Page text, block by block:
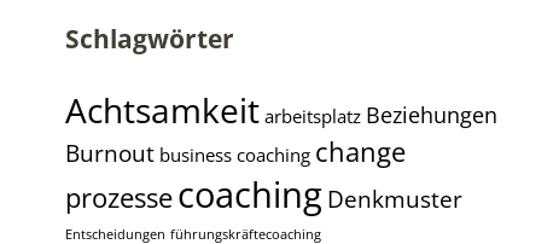
Schlagwörter
Achtsamkeit arbeitsplatz Beziehungen
Burnout business coaching change
prozessecoaching Denkmuster
Entscheidungen führungskräftecoaching